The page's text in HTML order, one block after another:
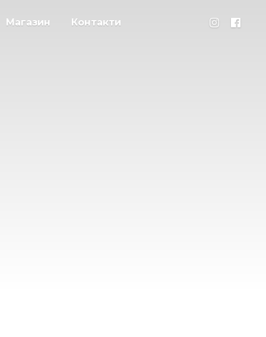
Магазин Контакти